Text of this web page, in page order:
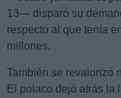
13— disparó su
respecto al que tenía
millones.
También se revalorizó
El polaco dejó atrás la